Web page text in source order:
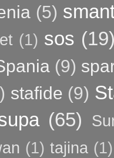
(5)
(1) sos
(9)
stafide (9)
(65)
(1) tajina (1)